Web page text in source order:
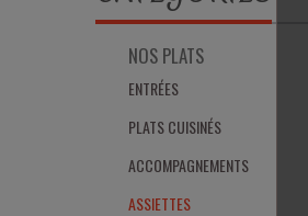
NOS PLATS
ENTRÉES
PLATS CUISINÉS
ACCOMPAGNEMENTS
ASSIETTES